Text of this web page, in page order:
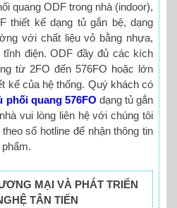
quang ODF trong nhà (indoor),
thiết kế dạng tủ gắn bệ, dạng
với chất liệu vỏ bằng nhựa,
điện. ODF đầy đủ các kích
từ 2FO đến 576FO hoặc lớn
kế của hệ thống. Quý khách có
phối quang 576FO dạng tủ gắn
vui lòng liên hệ với chúng tôi
số hotline để nhận thông tin
MẠI VÀ PHÁT TRIỂN
TÂN TIẾN